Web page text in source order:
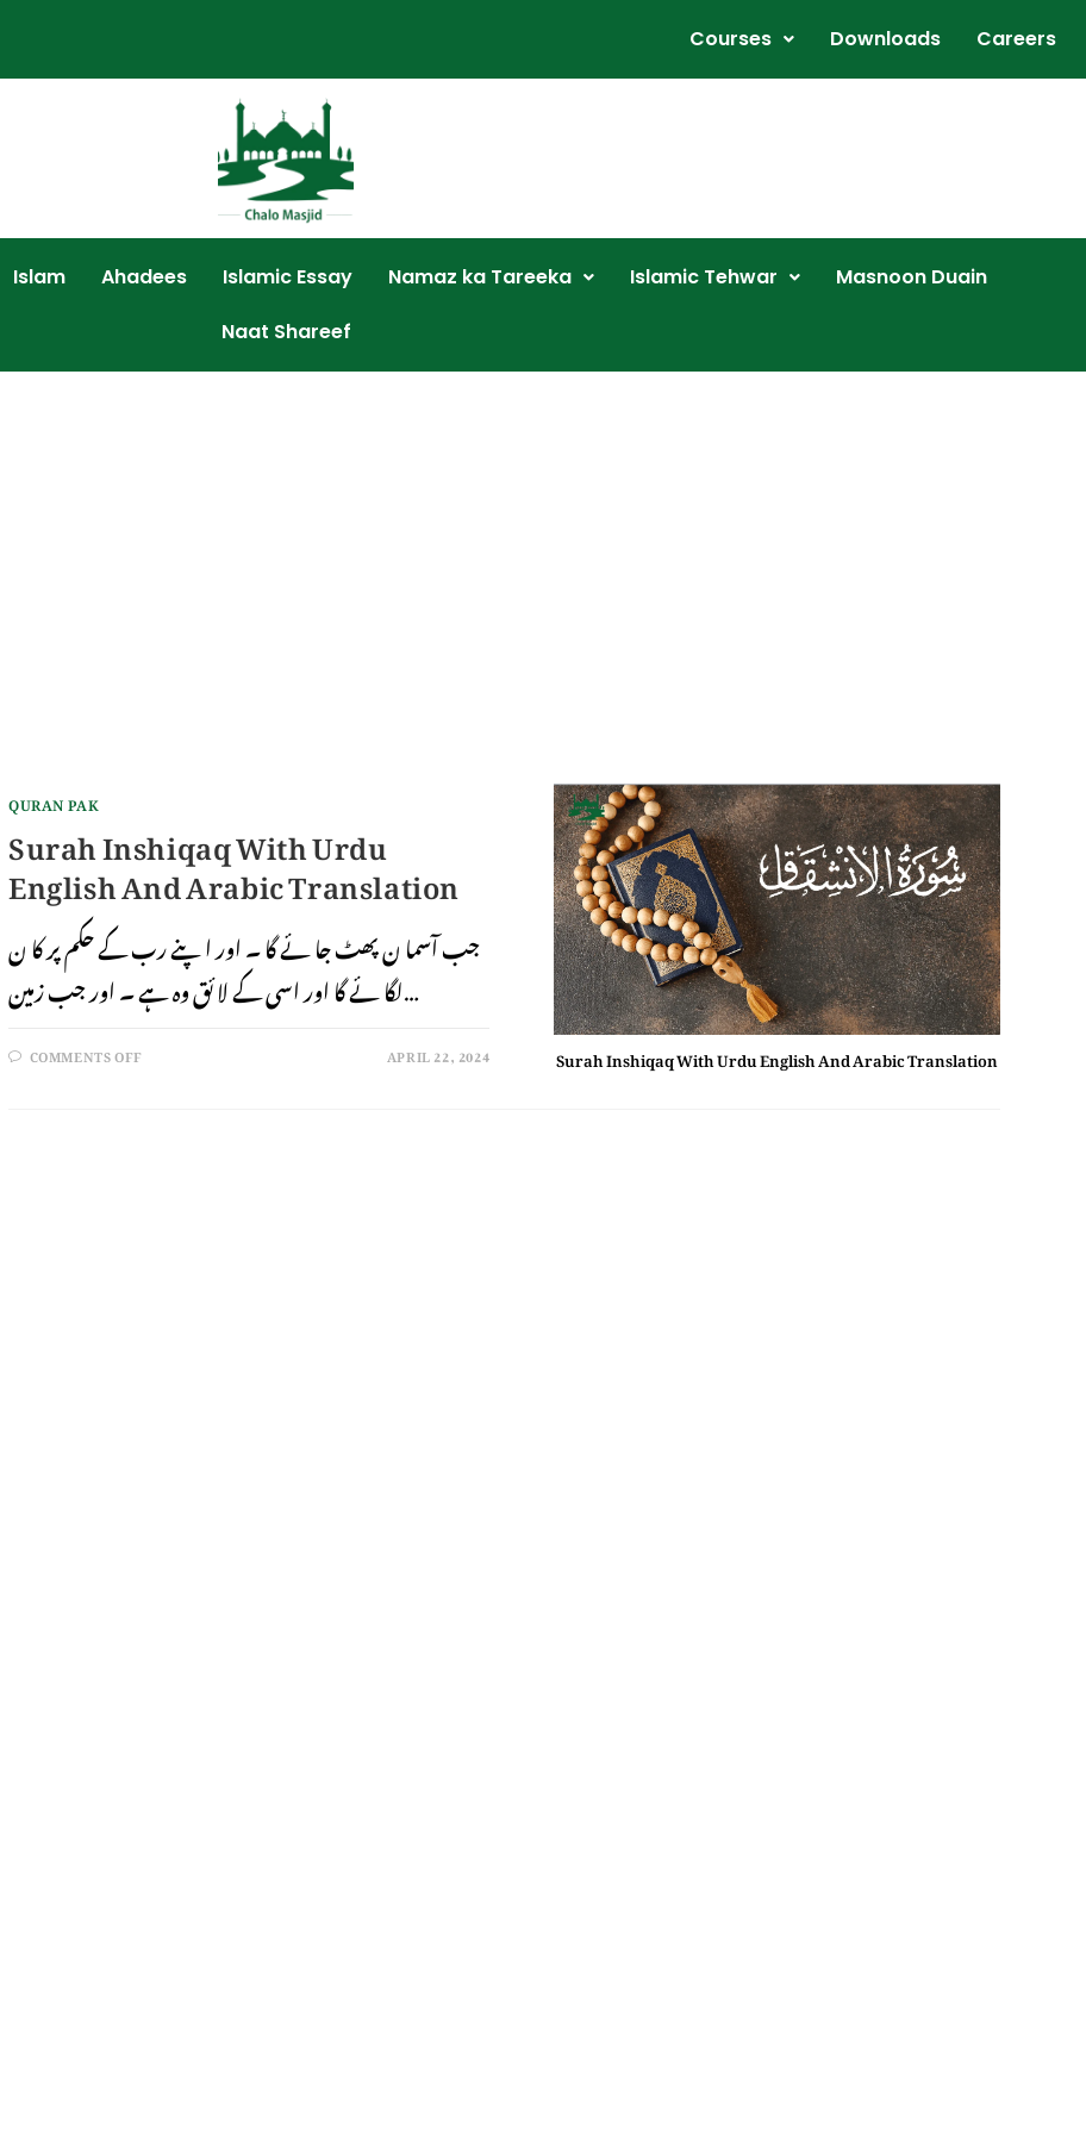
Courses Downloads Careers
Islam Ahadees Islamic Essay Namaz ka Tareeka Islamic Tehwar
Masnoon Duain
Naat Shareef
QURAN PAK
Surah Inshiqaq With Urdu
English And Arabic Translation
جب آسما ن پھٹ جا ئے گا ۔ اور اپنے رب کے حکم پر کا ن
لگا ئے گا اور اسی کے لا ئق وہ ہے ۔ اور جب زمین…
COMMENTS OFF APRIL 22, 2024 Surah Inshiqaq With Urdu English And Arabic Translation